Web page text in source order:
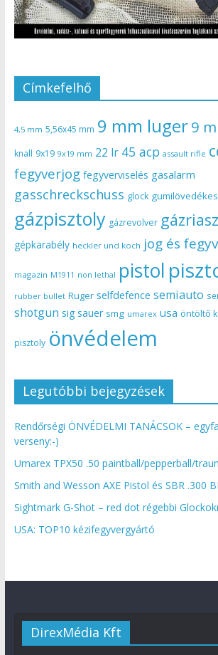
Címkefelhő
4,5 mm 5,56x45 mm 9 mm luger9
knall 9x19 9x19 mm 22 lr 45 acp assault rifle
fegyverjog fegyverviselés gasalarm
gasschreckschuss glock gumilövedékes
gázpisztoly gázrevolver
gépkarabély heckler und koch jog és
magazin M1911 non lethal pistol
rubber bullet Ruger selfdefence semiauto
shotgun sig sauer smg umarex usa öntöltő
pisztoly önvédelem
Legutóbbi bejegyzések
Rendőrségi ÖNVÉDELMI TANÁCSOK –
verseny:-)
Umarex TPX50 .50 paintball/pepperball/
Smith and Wesson AXE Pistol és SBR .300
Sightmark G-Shot – red dot régebbi
USA: TOP10 kézifegyvergyártó
DirexMédia Kft